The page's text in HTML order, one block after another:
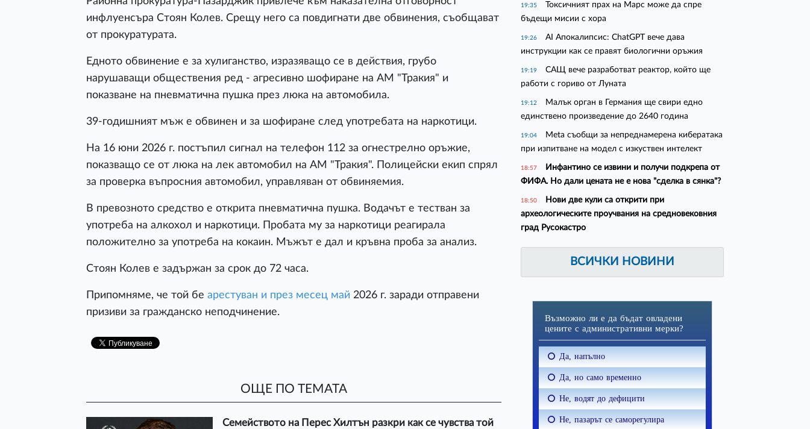
инфлуенсъра Стоян Колев. Срещу него са повдигнати две обвинения, съобщават
от прокуратурата.
Едното обвинение е за хулиганство, изразяващо се в действия, грубо
нарушаващи обществения ред - агресивно шофиране на АМ "Тракия" и
показване на пневматична пушка през люка на автомобила.
39-годишният мъж е обвинен и за шофиране след употребата на наркотици.
На 16 юни 2026 г. постъпил сигнал на телефон 112 за огнестрелно оръжие,
показващо се от люка на лек автомобил на АМ "Тракия". Полицейски екип спрял
за проверка въпросния автомобил, управляван от обвиняемия.
В превозното средство е открита пневматична пушка. Водачът е тестван за
употреба на алкохол и наркотици. Пробата му за наркотици реагирала
положително за употреба на кокаин. Мъжът е дал и кръвна проба за анализ.
Стоян Колев е задържан за срок до 72 часа.
Припомняме, че той бе арестуван и през месец май 2026 г. заради отправени
призиви за гражданско неподчинение.
ОЩЕ ПО ТЕМАТА
Семейството на Перес Хилтън разкри как се чувства той
19:35
Токсичният прах на Марс може да спре
бъдещи мисии с хора
19:26
AI Апокалипсис: ChatGPT вече дава
инструкции как се правят биологични оръжия
19:19
САЩ вече разработват реактор, който ще
работи с гориво от Луната
19:12
Малък орган в Германия ще свири едно
единствено произведение до 2640 година
19:04
Meta съобщи за непреднамерена кибератака
при изпитване на модел с изкуствен интелект
18:57
Инфантино се извини и получи подкрепа от
ФИФА. Но дали цената не е нова "сделка в сянка"?
18:50
Нови две кули са открити при
археологическите проучвания на средновековния
град Русокастро
ВСИЧКИ НОВИНИ